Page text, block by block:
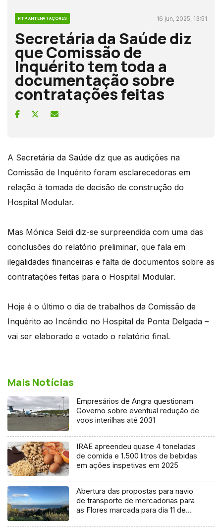
RTP ANTENA 1 AÇORES 16 jun, 2025, 13:51
Secretária da Saúde diz
que Comissão de
Inquérito tem toda a
documentação sobre
contratações feitas
A Secretária da Saúde diz que as audições na
Comissão de Inquérito foram esclarecedoras em
relação à tomada de decisão de construção do
Hospital Modular.
Mas Mónica Seidi diz-se surpreendida com uma das
conclusões do relatório preliminar, que fala em
ilegalidades financeiras e falta de documentos sobre as
contratações feitas para o Hospital Modular.
Hoje é o último o dia de trabalhos da Comissão de
Inquérito ao Incêndio no Hospital de Ponta Delgada –
vai ser elaborado e votado o relatório final.
Mais Notícias
Empresários de Angra questionam
Governo sobre eventual redução de
voos interilhas até 2031
IRAE apreendeu quase 4 toneladas
de comida e 1.500 litros de bebidas
em ações inspetivas em 2025
Abertura das propostas para navio
de transporte de mercadorias para
as Flores marcada para dia 11 de